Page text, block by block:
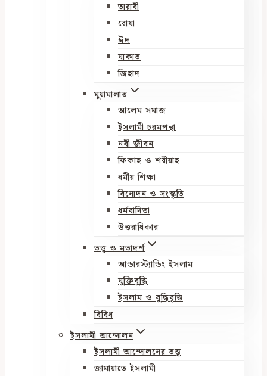
তারাবী
রোযা
ঈদ
যাকাত
জিহাদ
মুয়ামালাত
আলেম সমাজ
ইসলামী চরমপন্থা
নবী জীবন
ফিকাহ ও শরীয়াহ
ধর্মীয় শিক্ষা
বিনোদন ও সংস্কৃতি
ধর্মবাদিতা
উত্তরাধিকার
তত্ত্ব ও মতাদর্শ
আন্ডারস্ট্যান্ডিং ইসলাম
যুক্তিবুদ্ধি
ইসলাম ও বুদ্ধিবৃত্তি
বিবিধ
ইসলামী আন্দোলন
ইসলামী আন্দোলনের তত্ত্ব
জামায়াতে ইসলামী